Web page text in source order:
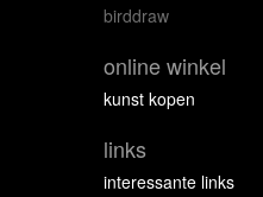
birddraw
online winkel
kunst kopen
links
interessante links